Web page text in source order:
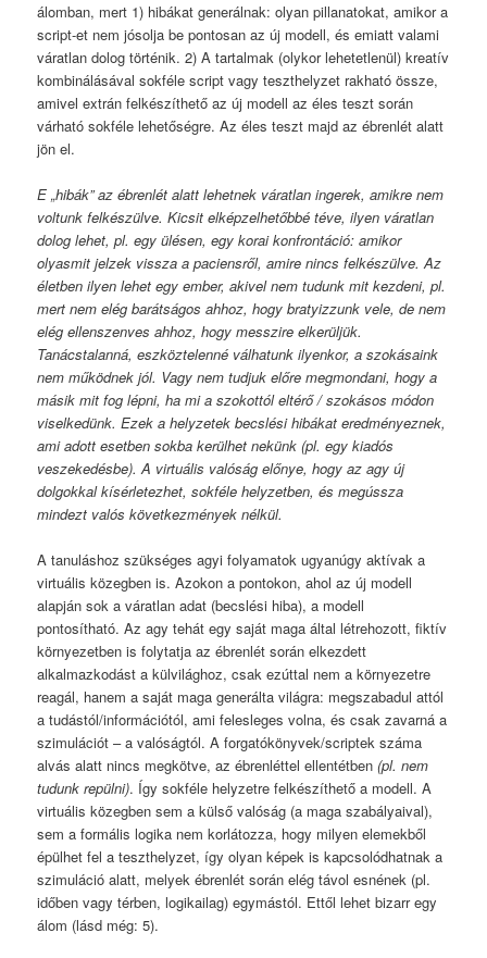
álomban, mert 1) hibákat generálnak: olyan pillanatokat, amikor a
script-et nem jósolja be pontosan az új modell, és emiatt valami
váratlan dolog történik. 2) A tartalmak (olykor lehetetlenül) kreatív
kombinálásával sokféle script vagy teszthelyzet rakható össze,
amivel extrán felkészíthető az új modell az éles teszt során
várható sokféle lehetőségre. Az éles teszt majd az ébrenlét alatt
jön el.
E „hibák” az ébrenlét alatt lehetnek váratlan ingerek, amikre nem
voltunk felkészülve. Kicsit elképzelhetőbbé téve, ilyen váratlan
dolog lehet, pl. egy ülésen, egy korai konfrontáció: amikor
olyasmit jelzek vissza a paciensről, amire nincs felkészülve. Az
életben ilyen lehet egy ember, akivel nem tudunk mit kezdeni, pl.
mert nem elég barátságos ahhoz, hogy bratyizzunk vele, de nem
elég ellenszenves ahhoz, hogy messzire elkerüljük.
Tanácstalanná, eszköztelenné válhatunk ilyenkor, a szokásaink
nem működnek jól. Vagy nem tudjuk előre megmondani, hogy a
másik mit fog lépni, ha mi a szokottól eltérő / szokásos módon
viselkedünk. Ezek a helyzetek becslési hibákat eredményeznek,
ami adott esetben sokba kerülhet nekünk (pl. egy kiadós
veszekedésbe). A virtuális valóság előnye, hogy az agy új
dolgokkal kísérletezhet, sokféle helyzetben, és megússza
mindezt valós következmények nélkül.
A tanuláshoz szükséges agyi folyamatok ugyanúgy aktívak a
virtuális közegben is. Azokon a pontokon, ahol az új modell
alapján sok a váratlan adat (becslési hiba), a modell
pontosítható. Az agy tehát egy saját maga által létrehozott, fiktív
környezetben is folytatja az ébrenlét során elkezdett
alkalmazkodást a külvilághoz, csak ezúttal nem a környezetre
reagál, hanem a saját maga generálta világra: megszabadul attól
a tudástól/információtól, ami felesleges volna, és csak zavarná a
szimulációt – a valóságtól. A forgatókönyvek/scriptek száma
alvás alatt nincs megkötve, az ébrenléttel ellentétben(pl. nem
tudunk repülni). Így sokféle helyzetre felkészíthető a modell. A
virtuális közegben sem a külső valóság (a maga szabályaival),
sem a formális logika nem korlátozza, hogy milyen elemekből
épülhet fel a teszthelyzet, így olyan képek is kapcsolódhatnak a
szimuláció alatt, melyek ébrenlét során elég távol esnének (pl.
időben vagy térben, logikailag) egymástól. Ettől lehet bizarr egy
álom (lásd még: 5).